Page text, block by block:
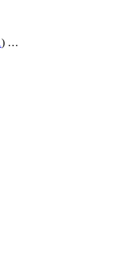
) …